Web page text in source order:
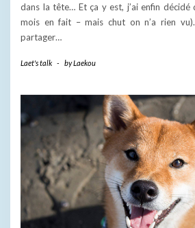
dans la tête… Et ça y est, j’ai enfin
mois en fait – mais chut on n’a rien vu).
partager…
Laet's talk - byLaekou